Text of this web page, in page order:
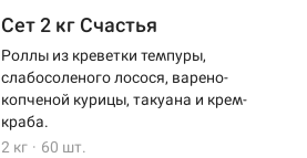
Сет 2 кг Счастья
Роллы из креветки темпуры,
слабосоленого лосося, варено-
копченой курицы, такуана и крем-
краба.
2 кг · 60 шт.